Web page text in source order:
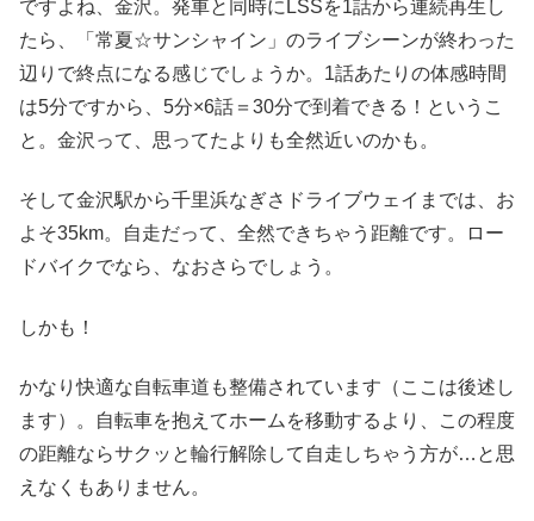
ですよね、金沢。発車と同時にLSSを1話から連続再生し
たら、「常夏☆サンシャイン」のライブシーンが終わった
辺りで終点になる感じでしょうか。1話あたりの体感時間
は5分ですから、5分×6話＝30分で到着できる！というこ
と。金沢って、思ってたよりも全然近いのかも。
そして金沢駅から千里浜なぎさドライブウェイまでは、お
よそ35km。自走だって、全然できちゃう距離です。ロー
ドバイクでなら、なおさらでしょう。
しかも！
かなり快適な自転車道も整備されています（ここは後述し
ます）。自転車を抱えてホームを移動するより、この程度
の距離ならサクッと輪行解除して自走しちゃう方が…と思
えなくもありません。